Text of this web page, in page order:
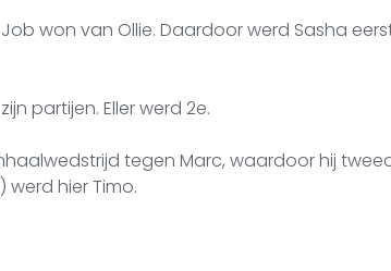
won van Ollie. Daardoor werd Sasha
partijen. Eller werd 2e.
tegen Marc, waardoor hij
werd hier Timo.